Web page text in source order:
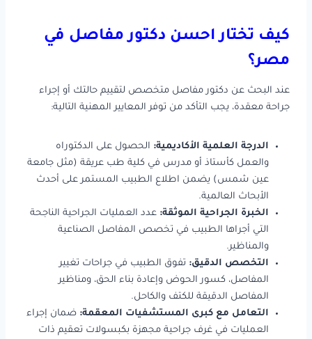
كيف تختار احسن دكتور مفاصل في
مصر؟
عند البحث عن دكتور مفاصل متخصص لتقييم حالتك أو إجراء
جراحة معقدة، يجب التأكد من توفر المعايير المهنية التالية:
الدرجة العلمية الأكاديمية: الحصول على الدكتوراه
والعمل كأستاذ أو مدرس في كلية طب عريقة (مثل جامعة
عين شمس) يضمن اطلاع الطبيب المستمر على أحدث
الأبحاث العالمية.
الخبرة الجراحية الموثقة: عدد العمليات الجراحية الناجحة
التي أجراها الطبيب في تخصص المفاصل الصناعية
والمناظير.
التخصص الدقيق: تفوق الطبيب في جراحات تغيير
المفاصل، كسور الحوض وإعادة بناء الحق، ومناظير
المفاصل الدقيقة للكتف والكاحل.
التعامل مع كبرى المستشفيات المعقمة: ضمان إجراء
العمليات في غرف جراحية مجهزة بكبسولات تعقيم ذات